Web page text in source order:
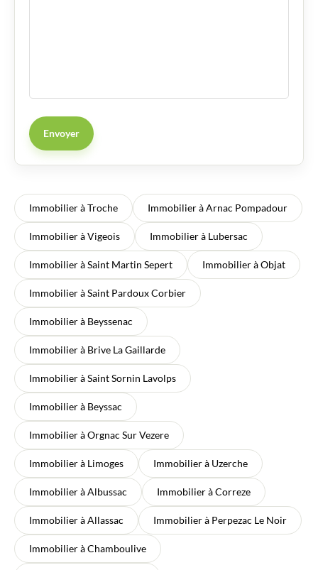
Envoyer
Immobilier à Troche Immobilier à Arnac Pompadour
Immobilier à Vigeois Immobilier à Lubersac
Immobilier à Saint Martin Sepert Immobilier à Objat
Immobilier à Saint Pardoux Corbier
Immobilier à Beyssenac
Immobilier à Brive La Gaillarde
Immobilier à Saint Sornin Lavolps
Immobilier à Beyssac
Immobilier à Orgnac Sur Vezere
Immobilier à Limoges Immobilier à Uzerche
Immobilier à Albussac Immobilier à Correze
Immobilier à Allassac Immobilier à Perpezac Le Noir
Immobilier à Chamboulive